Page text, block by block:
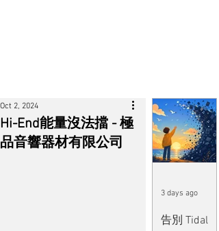
Hi-End能量沒法擋 - 極
品音響器材有限公司
Oct 2, 2024
告別 Tidal
3 days ago